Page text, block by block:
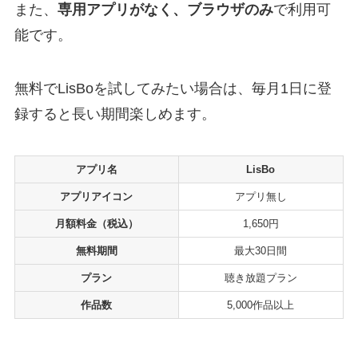
また、 専用アプリがなく、ブラウザのみで利用可
能です。
無料でLisBoを試してみたい場合は、毎月1日に登
録すると長い期間楽しめます。
アプリ名 LisBo
アプリアイコン アプリ無し
月額料金（税込） 1,650円
無料期間 最大30日間
プラン 聴き放題プラン
作品数 5,000作品以上